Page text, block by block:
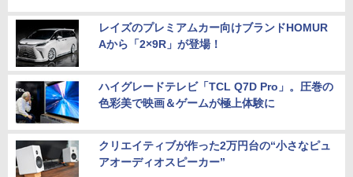
レイズのプレミアムカー向けブランドHOMUR
Aから「2×9R」が登場！
ハイグレードテレビ「TCL Q7D Pro」。圧巻の
色彩美で映画＆ゲームが極上体験に
クリエイティブが作った2万円台の“小さなピュ
アオーディオスピーカー”